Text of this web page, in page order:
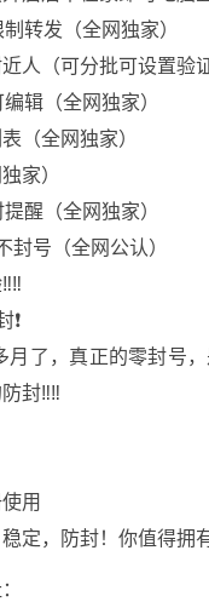
转发（全网独家）
人（可分批可设置验证
辑（全网独家）
（全网独家）
家）
醒（全网独家）
号（全网公认）
❗️
月了，真正的零封号
封‼️‼️
用
定，防封！你值得拥